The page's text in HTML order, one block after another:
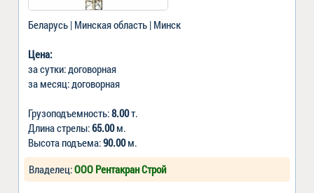
Беларусь | Минская область | Минск
Цена:
за сутки: договорная
за месяц: договорная
Грузоподъемность:8.00т.
Длина стрелы:65.00м.
Высота подъема:90.00м.
Владелец:ООО Рентакран Строй